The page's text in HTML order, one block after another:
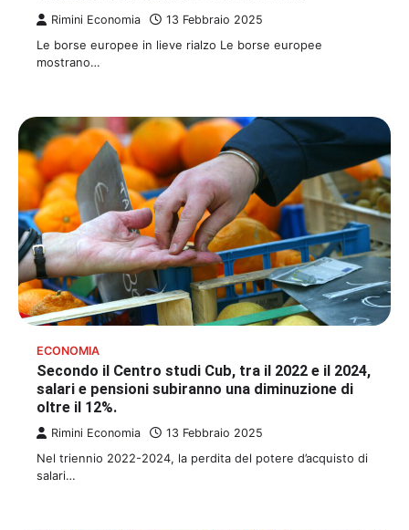
Rimini Economia 13 Febbraio 2025
Le borse europee in lieve rialzo Le borse europee
mostrano…
ECONOMIA
Secondo il Centro studi Cub, tra il 2022 e il 2024,
salari e pensioni subiranno una diminuzione di
oltre il 12%.
Rimini Economia 13 Febbraio 2025
Nel triennio 2022-2024, la perdita del potere d’acquisto di
salari…